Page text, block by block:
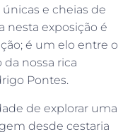
e cheias de
nesta exposição é
é um elo entre o
nossa rica
Pontes.
de explorar uma
desde cestaria